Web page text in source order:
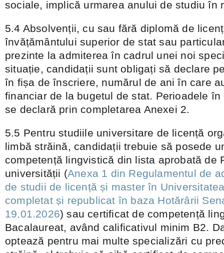
sociale, implică urmarea anului de studiu în
5.4 Absolvenții, cu sau fără diplomă de
învățământului superior de stat sau
prezinte la admiterea în cadrul unei noi
situație, candidații sunt obligați să declare
în fișa de înscriere, numărul de ani în care
financiar de la bugetul de stat. Perioadele
se declară prin completarea Anexei 2.
5.5 Pentru studiile universitare de licență
limbă străină, candidații trebuie să posede
competență lingvistică din lista aprobată de
universității (Anexa 1 din Regulamentul de
de studii de licență și master în
completat și republicat în baza Hotărârii
19.01.2026) sau certificat de competență
Bacalaureat, având calificativul minim B2.
optează pentru mai multe specializări cu